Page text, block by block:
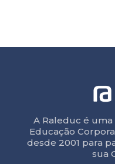
A Raleduc é
Educação
desde 2001 para
sua